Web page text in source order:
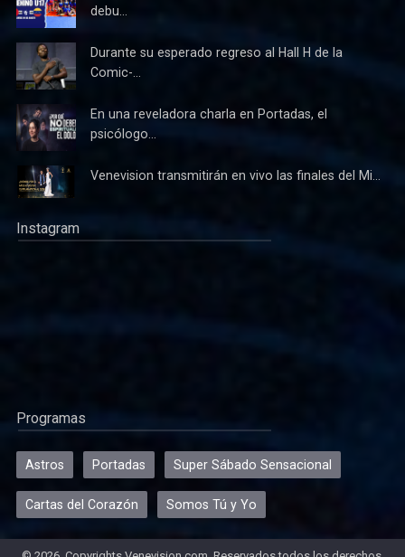
debu...
Durante su esperado regreso al Hall H de la
Comic-...
En una reveladora charla en Portadas, el
psicólogo...
Venevision transmitirán en vivo las finales del Mi...
Instagram
Programas
Astros Portadas Super Sábado Sensacional
Cartas del Corazón Somos Tú y Yo